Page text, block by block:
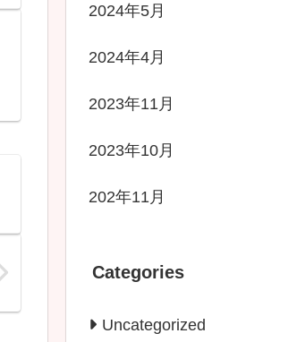
2024年5月
2024年4月
2023年11月
2023年10月
202年11月
Categories
Uncategorized